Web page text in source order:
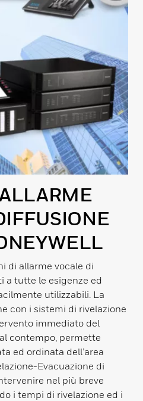
di allarme vocale di
a tutte le esigenze ed
utilizzabili. La
con i sistemi di rivelazione
immediato del
contempo, permette
ed ordinata dell’area
Evacuazione di
nel più breve
i tempi di rivelazione ed i